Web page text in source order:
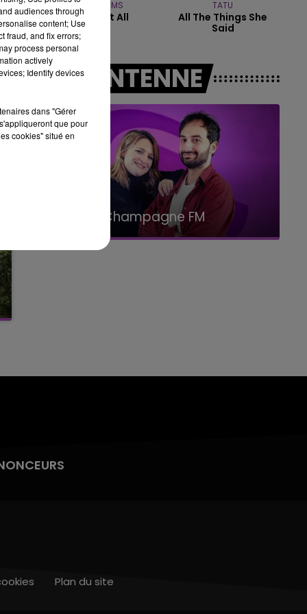
14h00 - 15h00
LA RADIO POP
TEDDY SWIMS
Mr Know It All
TATU
All The Things She
Said
A L'ANTENNE
Le Club Champagne FM
Plan du site
audiences through
content; Use
fraud, and fix errors;
process personal
actively
Identify devices
dans "Gérer
que pour
cookies" situé en